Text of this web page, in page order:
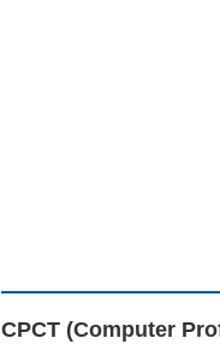
CPCT (Computer